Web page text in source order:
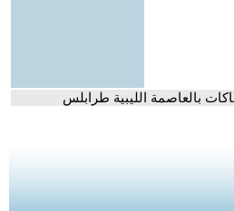
بالعاصمة الليبية طرابلس